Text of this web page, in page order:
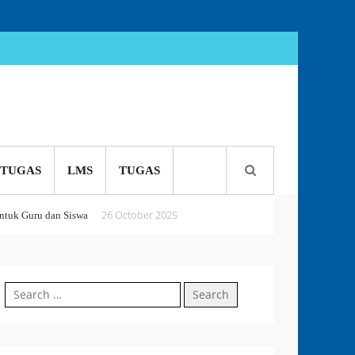
TUGAS LMS TUGAS
Guru dan Siswa 26 October 2025
18 September 2025
Search
for: